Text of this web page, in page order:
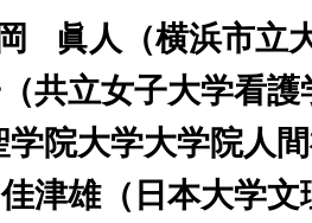
眞人（横浜市立
共立女子大学看
院大学大学院人
津雄（日本大学文